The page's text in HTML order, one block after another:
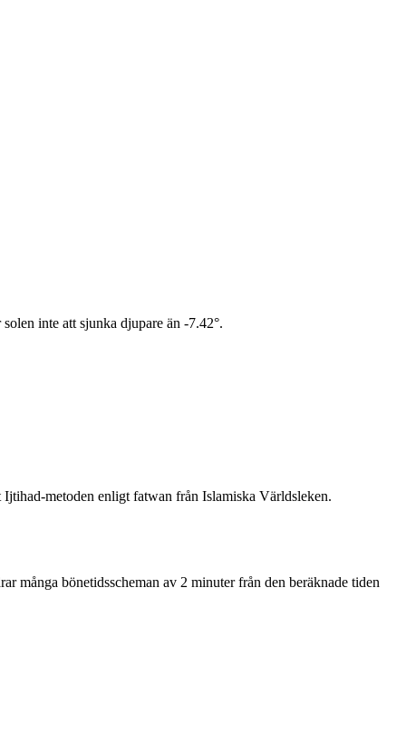
inte att sjunka djupare än -7.42°.
metoden enligt fatwan från Islamiska Världsleken.
många bönetidsscheman av 2 minuter från den beräknade tiden